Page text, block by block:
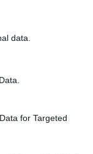
data.
for Targeted